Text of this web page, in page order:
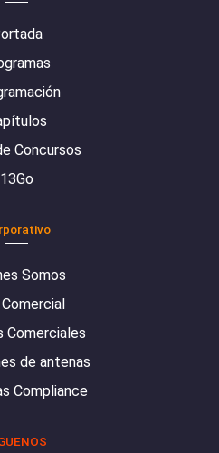
Concursos
13Go
Somos
Comerciales
de antenas
Compliance